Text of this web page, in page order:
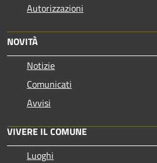
Autorizzazioni
NOVITÀ
Notizie
Comunicati
Avvisi
VIVERE IL COMUNE
Luoghi